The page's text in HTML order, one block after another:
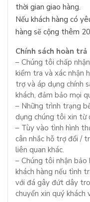
thời gian giao hàng.
Nếu khách hàng có
hàng sẽ cộng thêm
Chính sách hoàn trả
– Chúng tôi chấp
kiểm tra và xác nhận
trợ và áp dụng chính
khách, đảm bảo mọi
– Những trình trạng
dụng chúng tôi xin từ
– Tùy vào tình hình
cân nhắc hỗ trợ đổi /
liên quan khác.
– Chúng tôi nhận bảo
khách hàng nếu tình
với đá gây đứt dây
chuyển xin quý